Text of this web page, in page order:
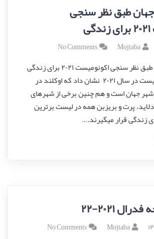
جهان طبق نظر سنجی
Mojtaba
No Comments
۱۰ شهر برتر جهان طبق نظر سنجی اکونومیست ۲۰۲۱ برای زندگی
نظرسنجی اکونومیست در سال ۲۰۲۱ نشان داد که اوکلند در
شهر جهان است و هم چنین برخی از شهرهای
پرت و بریزبن همه در لیست برترین
زندگی قرار میگیرند.…
۲۰۲۱-۲۲
Mojtaba
No Comments